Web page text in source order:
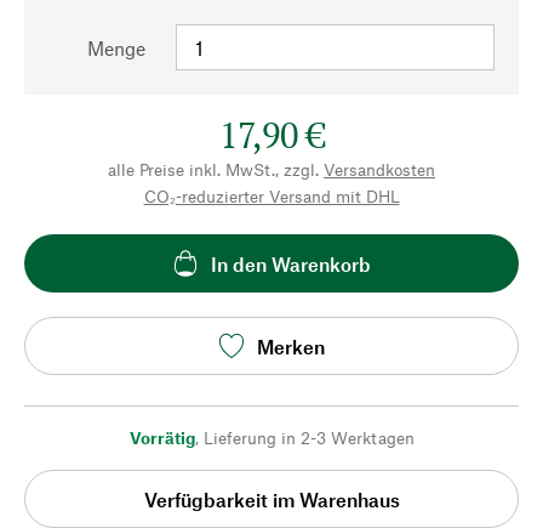
Menge
17,90 €
alle Preise inkl. MwSt., zzgl. Versandkosten
CO₂-reduzierter Versand mit DHL
In den Warenkorb
Merken
Vorrätig, Lieferung in 2-3 Werktagen
Verfügbarkeit im Warenhaus